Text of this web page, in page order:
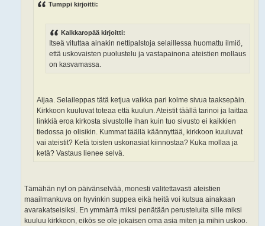
Tumppi kirjoitti:
Kalkkaropää kirjoitti:
Itseä vituttaa ainakin nettipalstoja selaillessa huomattu ilmiö,
että uskovaisten puolustelu ja vastapainona ateistien mollaus
on kasvamassa.
Aijaa. Selaileppas tätä ketjua vaikka pari kolme sivua taaksepäin.
Kirkkoon kuuluvat toteaa että kuulun. Ateistit täällä tarinoi ja laittaa
linkkiä eroa kirkosta sivustolle ihan kuin tuo sivusto ei kaikkien
tiedossa jo olisikin. Kummat täällä käännyttää, kirkkoon kuuluvat
vai ateistit? Ketä toisten uskonasiat kiinnostaa? Kuka mollaa ja
ketä? Vastaus lienee selvä.
Tämähän nyt on päivänselvää, monesti valitettavasti ateistien
maailmankuva on hyvinkin suppea eikä heitä voi kutsua ainakaan
avarakatseisiksi. En ymmärrä miksi penätään perusteluita sille miksi
kuuluu kirkkoon, eikös se ole jokaisen oma asia miten ja mihin uskoo.